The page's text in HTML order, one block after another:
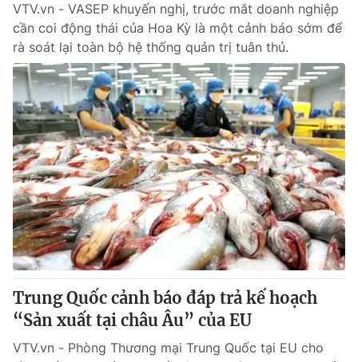
VTV.vn - VASEP khuyến nghị, trước mắt doanh nghiệp
cần coi động thái của Hoa Kỳ là một cảnh báo sớm để
rà soát lại toàn bộ hệ thống quản trị tuân thủ.
Trung Quốc cảnh báo đáp trả kế hoạch
“Sản xuất tại châu Âu” của EU
VTV.vn - Phòng Thương mại Trung Quốc tại EU cho